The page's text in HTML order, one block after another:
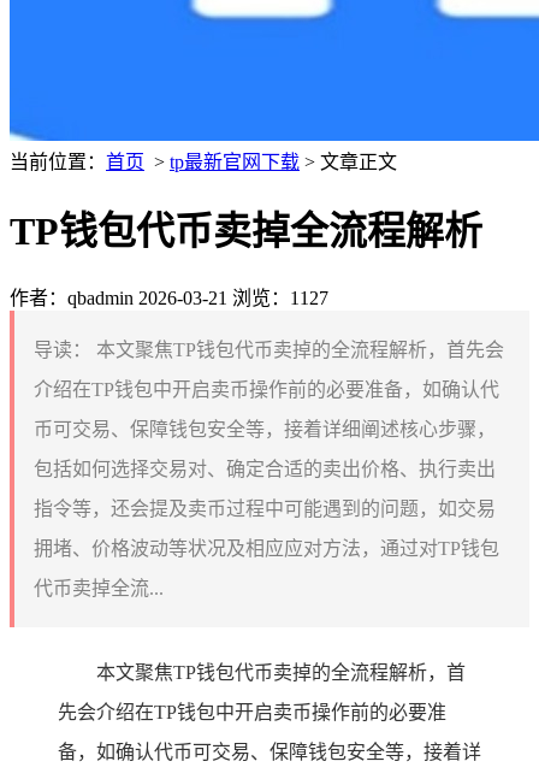
当前位置： 首页 > tp最新官网下载 > 文章正文
TP钱包代币卖掉全流程解析
作者：qbadmin 2026-03-21 浏览：1127
导读：
本文聚焦TP钱包代币卖掉的全流程解析，首先会
介绍在TP钱包中开启卖币操作前的必要准备，如确认代
币可交易、保障钱包安全等，接着详细阐述核心步骤，
包括如何选择交易对、确定合适的卖出价格、执行卖出
指令等，还会提及卖币过程中可能遇到的问题，如交易
拥堵、价格波动等状况及相应应对方法，通过对TP钱包
代币卖掉全流...
本文聚焦TP钱包代币卖掉的全流程解析，首
先会介绍在TP钱包中开启卖币操作前的必要准
备，如确认代币可交易、保障钱包安全等，接着详